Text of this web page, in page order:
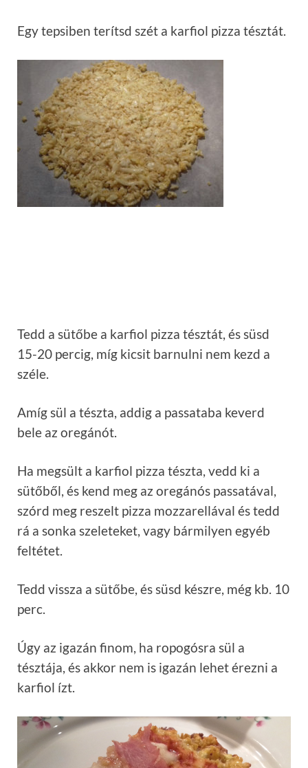
Egy tepsiben terítsd szét a karfiol pizza tésztát.
Tedd a sütőbe a karfiol pizza tésztát, és süsd
15-20 percig, míg kicsit barnulni nem kezd a
széle.
Amíg sül a tészta, addig a passataba keverd
bele az oregánót.
Ha megsült a karfiol pizza tészta, vedd ki a
sütőből, és kend meg az oregánós passatával,
szórd meg reszelt pizza mozzarellával és tedd
rá a sonka szeleteket, vagy bármilyen egyéb
feltétet.
Tedd vissza a sütőbe, és süsd készre, még kb. 10
perc.
Úgy az igazán finom, ha ropogósra sül a
tésztája, és akkor nem is igazán lehet érezni a
karfiol ízt.